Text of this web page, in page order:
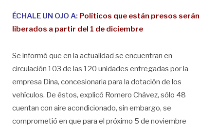
ÉCHALE UN OJO A: Políticos que están presos serán
liberados a partir del 1 de diciembre
Se informó que en la actualidad se encuentran en
circulación 103 de las 120 unidades entregadas por la
empresa Dina, concesionaria para la dotación de los
vehículos. De éstos, explicó Romero Chávez, sólo 48
cuentan con aire acondicionado, sin embargo, se
comprometió en que para el próximo 5 de noviembre